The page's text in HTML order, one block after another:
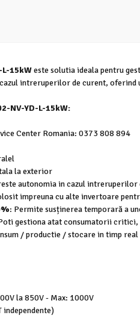
15kWeste solutia ideala pentru
intreruperilor de curent,
NV-YD-L-15kW:
Center Romania: 0373 808 894
la exterior
autonomia in cazul intreruperilor
impreuna cu alte invertoare
: Permite susținerea temporară a
gestiona atat consumatorii
/ productie / stocare in timp
la 850V - Max: 1000V
independente)